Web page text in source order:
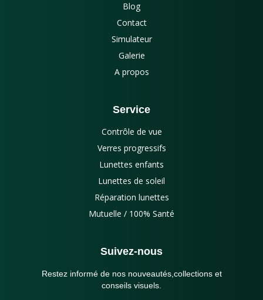
Blog
Contact
Simulateur
Galerie
A propos
Service
Contrôle de vue
Verres progressifs
Lunettes enfants
Lunettes de soleil
Réparation lunettes
Mutuelle / 100% Santé
Suivez-nous
Restez informé de nos nouveautés,collections et
conseils visuels.